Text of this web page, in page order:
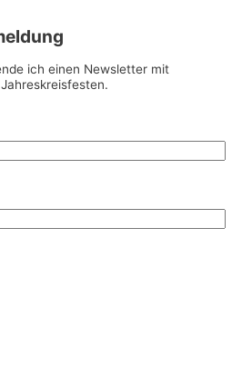
ich einen Newsletter mit